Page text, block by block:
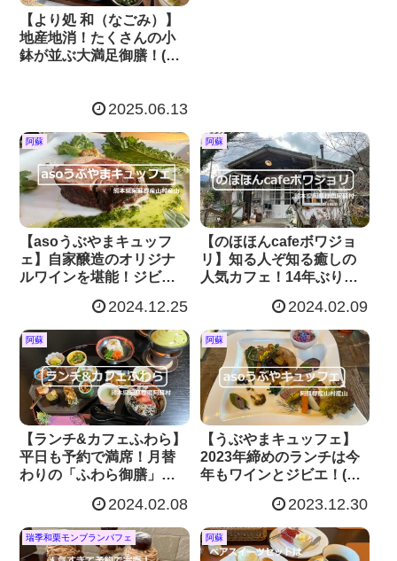
【より処 和（なごみ）】
地産地消！たくさんの小
鉢が並ぶ大満足御膳！(熊
2025.06.13
阿蘇
【asoうぶやまキュッフ
ェ】自家醸造のオリジナ
ルワインを堪能！ジビエ
動！(熊本県産山村)2024.12.25
阿蘇
【のほほんcafeボワジョ
リ】知る人ぞ知る癒しの
人気カフェ！14年ぶりの
2024.02.09
阿蘇
【ランチ&カフェふわら】
平日も予約で満席！月替
わりの「ふわら御膳」は
2024.02.08
阿蘇
【うぶやまキュッフェ】
2023年締めのランチは今
年もワインとジビエ！(熊
2023.12.30
瑞季和栗モンブランパフェ 阿蘇